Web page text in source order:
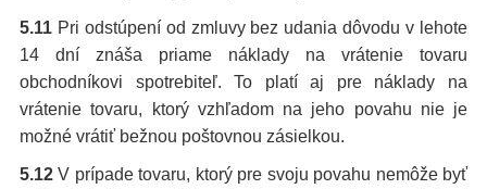
5.11 Pri odstúpení od zmluvy bez udania dôvodu v lehote
14 dní znáša priame náklady na vrátenie tovaru
obchodníkovi spotrebiteľ. To platí aj pre náklady na
vrátenie tovaru, ktorý vzhľadom na jeho povahu nie je
možné vrátiť bežnou poštovnou zásielkou.
5.12 V prípade tovaru, ktorý pre svoju povahu nemôže byť